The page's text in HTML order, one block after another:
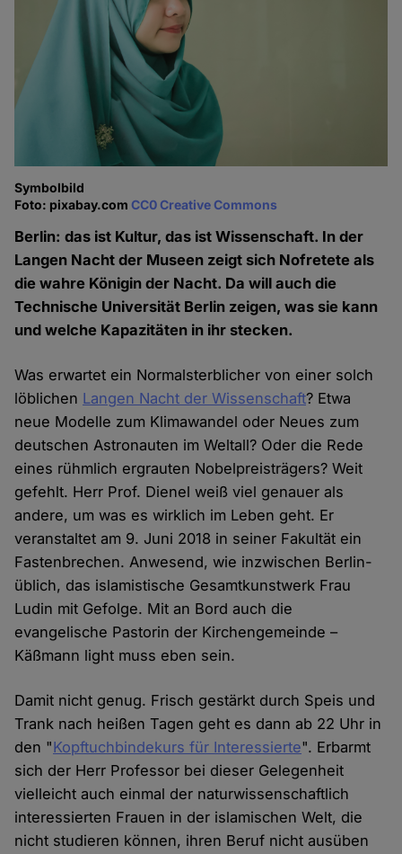
Symbolbild
Foto: pixabay.comCC0 Creative Commons
Berlin: das ist Kultur, das ist Wissenschaft. In der
Langen Nacht der Museen zeigt sich Nofretete als
die wahre Königin der Nacht. Da will auch die
Technische Universität Berlin zeigen, was sie kann
und welche Kapazitäten in ihr stecken.
Was erwartet ein Normalsterblicher von einer solch
löblichen Langen Nacht der Wissenschaft? Etwa
neue Modelle zum Klimawandel oder Neues zum
deutschen Astronauten im Weltall? Oder die Rede
eines rühmlich ergrauten Nobelpreisträgers? Weit
gefehlt. Herr Prof. Dienel weiß viel genauer als
andere, um was es wirklich im Leben geht. Er
veranstaltet am 9. Juni 2018 in seiner Fakultät ein
Fastenbrechen. Anwesend, wie inzwischen Berlin-
üblich, das islamistische Gesamtkunstwerk Frau
Ludin mit Gefolge. Mit an Bord auch die
evangelische Pastorin der Kirchengemeinde –
Käßmann light muss eben sein.
Damit nicht genug. Frisch gestärkt durch Speis und
Trank nach heißen Tagen geht es dann ab 22 Uhr in
den "Kopftuchbindekurs für Interessierte". Erbarmt
sich der Herr Professor bei dieser Gelegenheit
vielleicht auch einmal der naturwissenschaftlich
interessierten Frauen in der islamischen Welt, die
nicht studieren können, ihren Beruf nicht ausüben